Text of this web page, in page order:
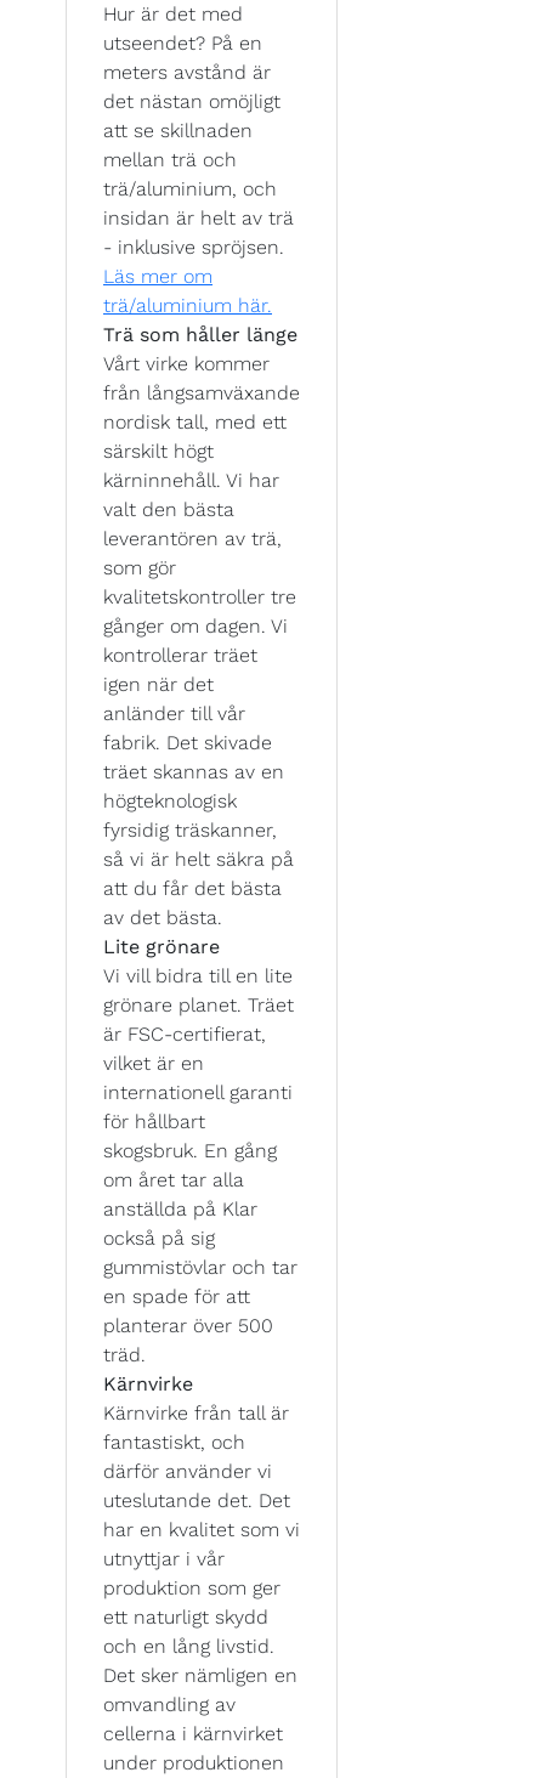
Hur är det med
utseendet? På en
meters avstånd är
det nästan omöjligt
att se skillnaden
mellan trä och
trä/aluminium, och
insidan är helt av trä
- inklusive spröjsen.
Läs mer om
trä/aluminium här.
Trä som håller länge
Vårt virke kommer
från långsamväxande
nordisk tall, med ett
särskilt högt
kärninnehåll. Vi har
valt den bästa
leverantören av trä,
som gör
kvalitetskontroller tre
gånger om dagen. Vi
kontrollerar träet
igen när det
anländer till vår
fabrik. Det skivade
träet skannas av en
högteknologisk
fyrsidig träskanner,
så vi är helt säkra på
att du får det bästa
av det bästa.
Lite grönare
Vi vill bidra till en lite
grönare planet. Träet
är FSC-certifierat,
vilket är en
internationell garanti
för hållbart
skogsbruk. En gång
om året tar alla
anställda på Klar
också på sig
gummistövlar och tar
en spade för att
planterar över 500
träd.
Kärnvirke
Kärnvirke från tall är
fantastiskt, och
därför använder vi
uteslutande det. Det
har en kvalitet som vi
utnyttjar i vår
produktion som ger
ett naturligt skydd
och en lång livstid.
Det sker nämligen en
omvandling av
cellerna i kärnvirket
under produktionen